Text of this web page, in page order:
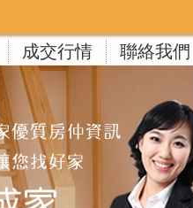
成交行情 聯絡我們